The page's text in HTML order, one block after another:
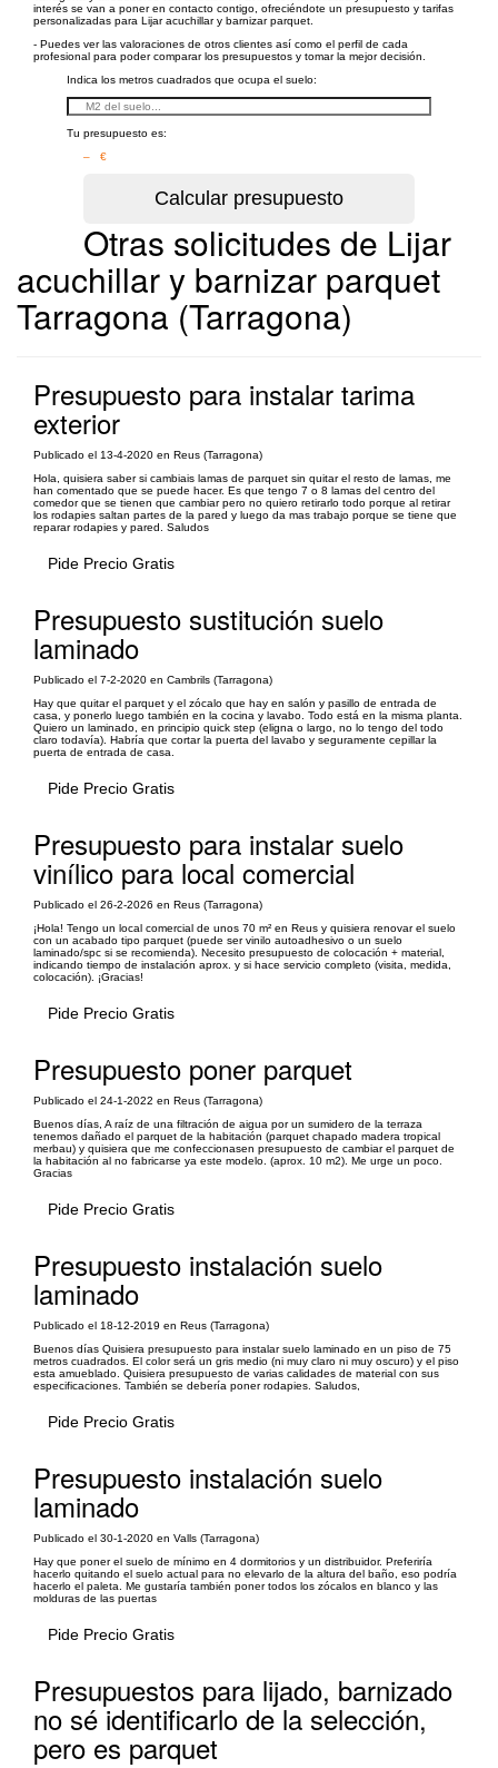
interés se van a poner en contacto contigo, ofreciéndote un presupuesto y tarifas
personalizadas para Lijar acuchillar y barnizar parquet.
- Puedes ver las valoraciones de otros clientes así como el perfil de cada
profesional para poder comparar los presupuestos y tomar la mejor decisión.
Indica los metros cuadrados que ocupa el suelo:
Tu presupuesto es:
– €
Otras solicitudes de Lijar
acuchillar y barnizar parquet
Tarragona (Tarragona)
Presupuesto para instalar tarima
exterior
Publicado el 13-4-2020 en Reus (Tarragona)
Hola, quisiera saber si cambiais lamas de parquet sin quitar el resto de lamas, me
han comentado que se puede hacer. Es que tengo 7 o 8 lamas del centro del
comedor que se tienen que cambiar pero no quiero retirarlo todo porque al retirar
los rodapies saltan partes de la pared y luego da mas trabajo porque se tiene que
reparar rodapies y pared. Saludos
Pide Precio Gratis
Presupuesto sustitución suelo
laminado
Publicado el 7-2-2020 en Cambrils (Tarragona)
Hay que quitar el parquet y el zócalo que hay en salón y pasillo de entrada de
casa, y ponerlo luego también en la cocina y lavabo. Todo está en la misma planta.
Quiero un laminado, en principio quick step (eligna o largo, no lo tengo del todo
claro todavía). Habría que cortar la puerta del lavabo y seguramente cepillar la
puerta de entrada de casa.
Pide Precio Gratis
Presupuesto para instalar suelo
vinílico para local comercial
Publicado el 26-2-2026 en Reus (Tarragona)
¡Hola! Tengo un local comercial de unos 70 m² en Reus y quisiera renovar el suelo
con un acabado tipo parquet (puede ser vinilo autoadhesivo o un suelo
laminado/spc si se recomienda). Necesito presupuesto de colocación + material,
indicando tiempo de instalación aprox. y si hace servicio completo (visita, medida,
colocación). ¡Gracias!
Pide Precio Gratis
Presupuesto poner parquet
Publicado el 24-1-2022 en Reus (Tarragona)
Buenos días, A raíz de una filtración de aigua por un sumidero de la terraza
tenemos dañado el parquet de la habitación (parquet chapado madera tropical
merbau) y quisiera que me confeccionasen presupuesto de cambiar el parquet de
la habitación al no fabricarse ya este modelo. (aprox. 10 m2). Me urge un poco.
Gracias
Pide Precio Gratis
Presupuesto instalación suelo
laminado
Publicado el 18-12-2019 en Reus (Tarragona)
Buenos días Quisiera presupuesto para instalar suelo laminado en un piso de 75
metros cuadrados. El color será un gris medio (ni muy claro ni muy oscuro) y el piso
esta amueblado. Quisiera presupuesto de varias calidades de material con sus
especificaciones. También se debería poner rodapies. Saludos,
Pide Precio Gratis
Presupuesto instalación suelo
laminado
Publicado el 30-1-2020 en Valls (Tarragona)
Hay que poner el suelo de mínimo en 4 dormitorios y un distribuidor. Preferiría
hacerlo quitando el suelo actual para no elevarlo de la altura del baño, eso podría
hacerlo el paleta. Me gustaría también poner todos los zócalos en blanco y las
molduras de las puertas
Pide Precio Gratis
Presupuestos para lijado, barnizado
no sé identificarlo de la selección,
pero es parquet